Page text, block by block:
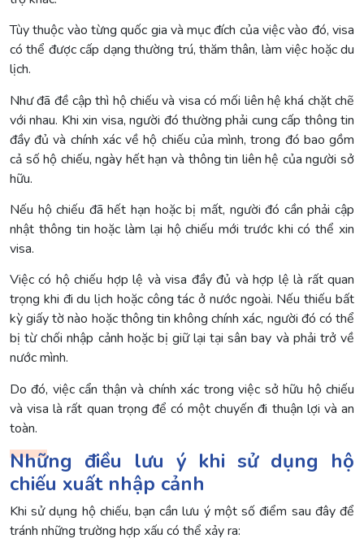
Tùy thuộc vào từng quốc gia và mục đích của việc vào đó, visa
có thể được cấp dạng thường trú, thăm thân, làm việc hoặc du
lịch.
Như đã đề cập thì hộ chiếu và visa có mối liên hệ khá chặt chẽ
với nhau. Khi xin visa, người đó thường phải cung cấp thông tin
đầy đủ và chính xác về hộ chiếu của mình, trong đó bao gồm
cả số hộ chiếu, ngày hết hạn và thông tin liên hệ của người sở
hữu.
Nếu hộ chiếu đã hết hạn hoặc bị mất, người đó cần phải cập
nhật thông tin hoặc làm lại hộ chiếu mới trước khi có thể xin
visa.
Việc có hộ chiếu hợp lệ và visa đầy đủ và hợp lệ là rất quan
trọng khi đi du lịch hoặc công tác ở nước ngoài. Nếu thiếu bất
kỳ giấy tờ nào hoặc thông tin không chính xác, người đó có thể
bị từ chối nhập cảnh hoặc bị giữ lại tại sân bay và phải trở về
nước mình.
Do đó, việc cẩn thận và chính xác trong việc sở hữu hộ chiếu
và visa là rất quan trọng để có một chuyến đi thuận lợi và an
toàn.
Những điều lưu ý khi sử dụng hộ
chiếu xuất nhập cảnh
Khi sử dụng hộ chiếu, bạn cần lưu ý một số điểm sau đây để
tránh những trường hợp xấu có thể xảy ra: